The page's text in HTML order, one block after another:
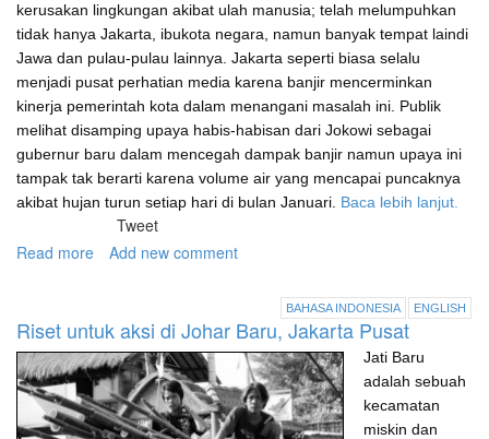
kerusakan lingkungan akibat ulah manusia; telah melumpuhkan
tidak hanya Jakarta, ibukota negara, namun banyak tempat laindi
Jawa dan pulau-pulau lainnya. Jakarta seperti biasa selalu
menjadi pusat perhatian media karena banjir mencerminkan
kinerja pemerintah kota dalam menangani masalah ini. Publik
melihat disamping upaya habis-habisan dari Jokowi sebagai
gubernur baru dalam mencegah dampak banjir namun upaya ini
tampak tak berarti karena volume air yang mencapai puncaknya
akibat hujan turun setiap hari di bulan Januari. Baca lebih lanjut.
Tweet
Read more about
dan
negara
gagal
di
Indonesia
Add new comment
BAHASA INDONESIA ENGLISH
Riset untuk aksi di Johar Baru, Jakarta Pusat
Jati Baru
adalah sebuah
kecamatan
miskin dan